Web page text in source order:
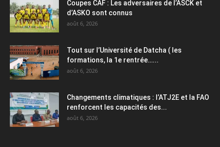
Coupes CAF : Les adversaires de l’ASCK et
d’ASKO sont connus
août 6, 2026
Tout sur l’Université de Datcha ( les
formations, la 1e rentrée…...
août 6, 2026
Changements climatiques : l’ATJ2E et la FAO
renforcent les capacités des...
août 6, 2026